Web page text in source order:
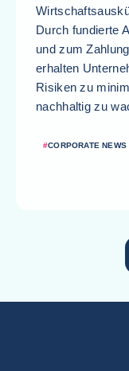
Durch fundierte
und zum
erhalten
Risiken zu
nachhaltig zu
#CORPORATE NEWS